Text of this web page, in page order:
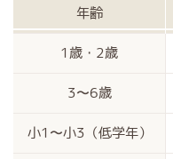
年齢
1歳・2歳
3〜6歳
小1〜小3（低学年）